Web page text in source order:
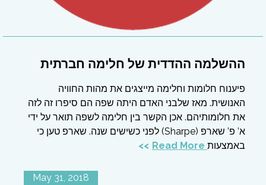
ההשלמה ההדדית של חלימה חברתית
פיענוח חלומות וחלימה מייצגים את מהות החוויה
האנושית. מאז שלבני האדם היתה שפה הם סיפרו זה לזה
את חלומותיהם. אכן הקשר בין חלימה לשפה תואר על ידי
א’ פ’ שארפ (Sharpe) לפני כשישים שנה. שארפ טען כי
באמצעות
May 31, 2018